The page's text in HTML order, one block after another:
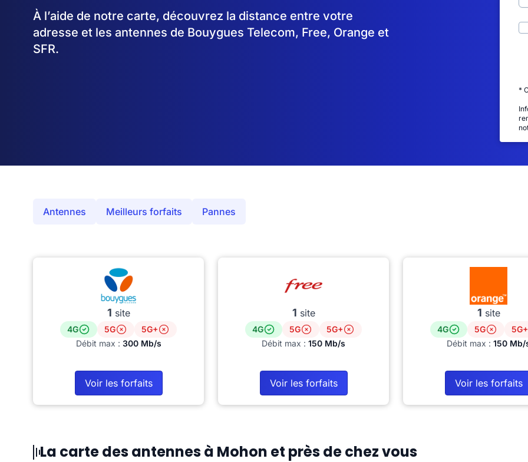
À l’aide de notre carte, découvrez la distance entre votre
adresse et les antennes de Bouygues Telecom, Free, Orange et
SFR.
*
Antennes Meilleurs forfaits Pannes
1 site
4G 5G
5G+
Débit max : 300 Mb/s
Voir les forfaits
1 site
4G 5G
5G+
Débit max : 150 Mb/s
Voir les forfaits
1 site
4G 5G
5G+
Débit max : 150 Mb/
Voir les forfaits
La carte des antennes à Mohon et près de chez vous